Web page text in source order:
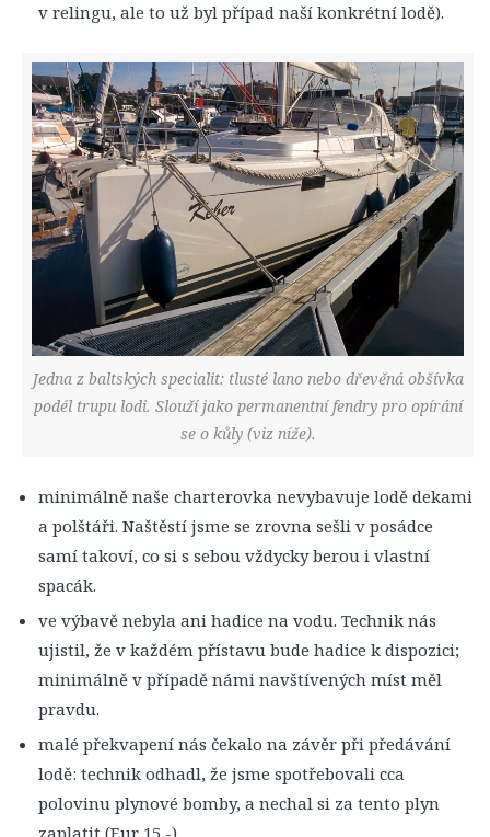
v relingu, ale to už byl případ naší konkrétní lodě).
Jedna z baltských specialit: tlusté lano nebo dřevěná obšívka
podél trupu lodi. Slouží jako permanentní fendry pro opírání
se o kůly (viz níže).
minimálně naše charterovka nevybavuje lodě dekami
a polštáři. Naštěstí jsme se zrovna sešli v posádce
samí takoví, co si s sebou vždycky berou i vlastní
spacák.
ve výbavě nebyla ani hadice na vodu. Technik nás
ujistil, že v každém přístavu bude hadice k dispozici;
minimálně v případě námi navštívených míst měl
pravdu.
malé překvapení nás čekalo na závěr při předávání
lodě: technik odhadl, že jsme spotřebovali cca
polovinu plynové bomby, a nechal si za tento plyn
zaplatit (Eur 15,-).